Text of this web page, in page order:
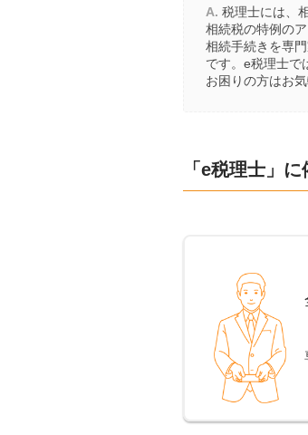
A. 税理士には、
相続税の特例の
相続手続きを専
です。e税理士で
お困りの方はお
「e税理士」